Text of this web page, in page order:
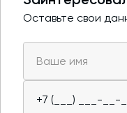
Оставьте свои